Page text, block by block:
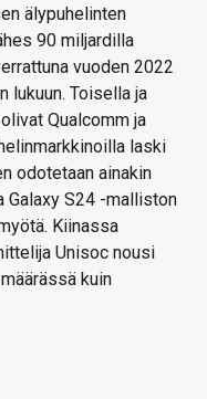
älypuhelinten
90 miljardilla
vuoden 2022
lukuun. Toisella ja
Qualcomm ja
laski
odotetaan ainakin
Galaxy S24 -malliston
Kiinassa
Unisoc nousi
kuin